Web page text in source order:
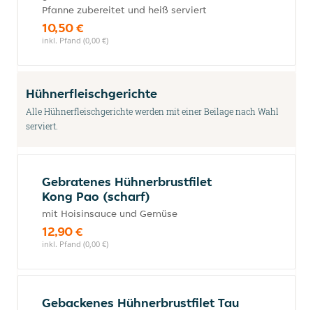
Pfanne zubereitet und heiß serviert
10,50 €
inkl. Pfand (0,00 €)
Hühnerfleischgerichte
Alle Hühnerfleischgerichte werden mit einer Beilage nach Wahl
serviert.
Gebratenes Hühnerbrustfilet
Kong Pao (scharf)
mit Hoisinsauce und Gemüse
12,90 €
inkl. Pfand (0,00 €)
Gebackenes Hühnerbrustfilet Tau